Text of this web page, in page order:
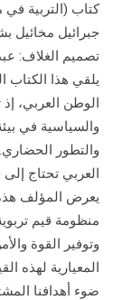
كتاب (التربية في
جبرائيل مخائيل
تصميم الغلاف:
يلقي هذا الكتاب
الوطن العربي، إذ
والسياسية في
والتطور
العربي تحتاج
يعرض المؤلف
منظومة قيم
وتوفير القوة
المعيارية لهذه
ضوء أهدافنا